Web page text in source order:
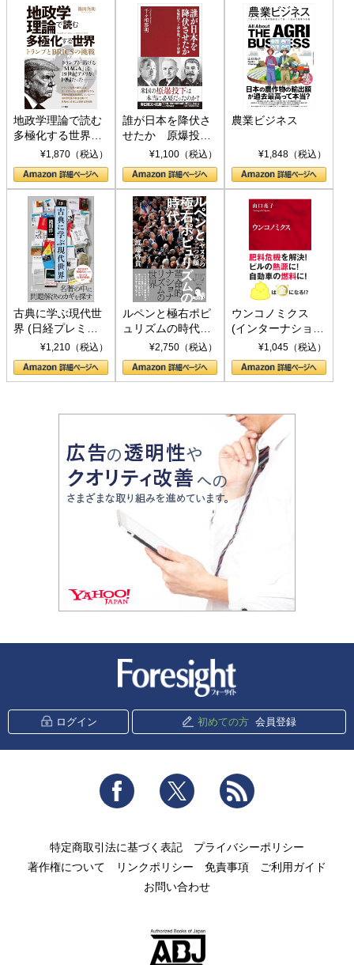
地政学理論で読む
多極化する世界：
トランプとBRICS
の挑戦
¥1,870（税込）
誰が日本を降伏さ
せたか 原爆投
下、ソ連参戦、そ
して聖断 (PHP新
書)
¥1,100（税込）
農業ビジネス
¥1,848（税込）
古典に学ぶ現代世
界 (日経プレミア
シリーズ)¥1,210（税込）
ルペンと極右ポピ
ュリズムの時代：
〈ヤヌス〉の二つ
の顔
¥2,750（税込）
ウンコノミクス
(インターナショナ
ル新書)¥1,045（税込）
ログイン 初めての方 会員登録
Facebook Twitter
特定商取引法に基づく表記
プライバシーポリシー
著作権について
リンクポリシー 免責事項
ご利用ガイド
お問い合わせ